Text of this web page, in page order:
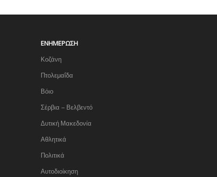
ΕΝΗΜΈΡΩΣΗ
Κοζάνη
Πτολεμαΐδα
Βόιο
Σέρβια – Βελβεντό
Δυτική Μακεδονία
Αθλητικά
Πολιτικά
Αυτοδιοίκηση